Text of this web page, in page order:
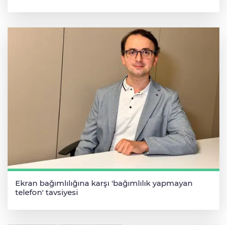
Ekran bağımlılığına karşı 'bağımlılık yapmayan
telefon' tavsiyesi